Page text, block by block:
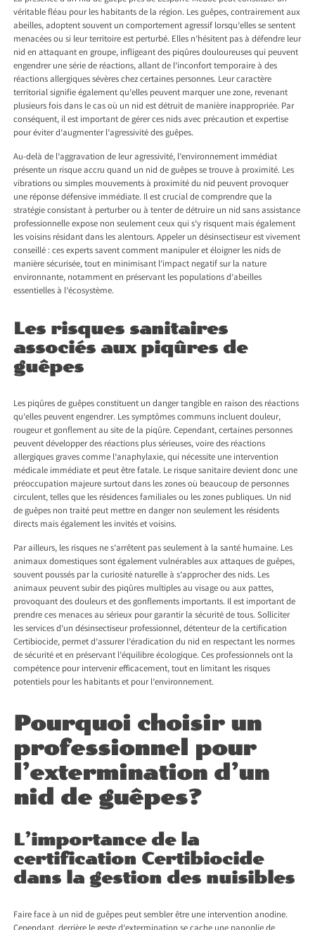
véritable fléau pour les habitants de la région. Les guêpes, contrairement aux
abeilles, adoptent souvent un comportement agressif lorsqu’elles se sentent
menacées ou si leur territoire est perturbé. Elles n’hésitent pas à défendre leur
nid en attaquant en groupe, infligeant des piqûres douloureuses qui peuvent
engendrer une série de réactions, allant de l’inconfort temporaire à des
réactions allergiques sévères chez certaines personnes. Leur caractère
territorial signifie également qu’elles peuvent marquer une zone, revenant
plusieurs fois dans le cas où un nid est détruit de manière inappropriée. Par
conséquent, il est important de gérer ces nids avec précaution et expertise
pour éviter d’augmenter l’agressivité des guêpes.
Au-delà de l’aggravation de leur agressivité, l’environnement immédiat
présente un risque accru quand un nid de guêpes se trouve à proximité. Les
vibrations ou simples mouvements à proximité du nid peuvent provoquer
une réponse défensive immédiate. Il est crucial de comprendre que la
stratégie consistant à perturber ou à tenter de détruire un nid sans assistance
professionnelle expose non seulement ceux qui s’y risquent mais également
les voisins résidant dans les alentours. Appeler un désinsectiseur est vivement
conseillé : ces experts savent comment manipuler et éloigner les nids de
manière sécurisée, tout en minimisant l’impact negatif sur la nature
environnante, notamment en préservant les populations d’abeilles
essentielles à l’écosystème.
Les risques sanitaires
associés aux piqûres de
guêpes
Les piqûres de guêpes constituent un danger tangible en raison des réactions
qu’elles peuvent engendrer. Les symptômes communs incluent douleur,
rougeur et gonflement au site de la piqûre. Cependant, certaines personnes
peuvent développer des réactions plus sérieuses, voire des réactions
allergiques graves comme l’anaphylaxie, qui nécessite une intervention
médicale immédiate et peut être fatale. Le risque sanitaire devient donc une
préoccupation majeure surtout dans les zones où beaucoup de personnes
circulent, telles que les résidences familiales ou les zones publiques. Un nid
de guêpes non traité peut mettre en danger non seulement les résidents
directs mais également les invités et voisins.
Par ailleurs, les risques ne s’arrêtent pas seulement à la santé humaine. Les
animaux domestiques sont également vulnérables aux attaques de guêpes,
souvent poussés par la curiosité naturelle à s’approcher des nids. Les
animaux peuvent subir des piqûres multiples au visage ou aux pattes,
provoquant des douleurs et des gonflements importants. Il est important de
prendre ces menaces au sérieux pour garantir la sécurité de tous. Solliciter
les services d’un désinsectiseur professionnel, détenteur de la certification
Certibiocide, permet d’assurer l’éradication du nid en respectant les normes
de sécurité et en préservant l’équilibre écologique. Ces professionnels ont la
compétence pour intervenir efficacement, tout en limitant les risques
potentiels pour les habitants et pour l’environnement.
Pourquoi choisir un
professionnel pour
l’extermination d’un
nid de guêpes?
L’importance de la
certification Certibiocide
dans la gestion des nuisibles
Faire face à un nid de guêpes peut sembler être une intervention anodine.